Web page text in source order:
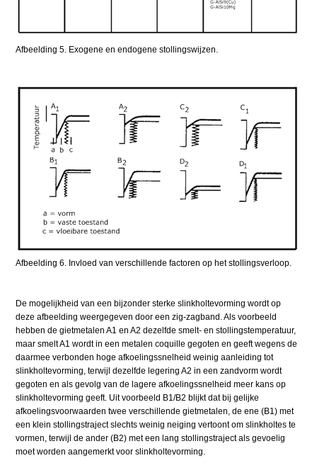
Afbeelding 5. Exogene en endogene stollingswijzen.
Afbeelding 6. Invloed van verschillende factoren op het stollingsverloop.
De mogelijkheid van een bijzonder sterke slinkholtevorming wordt op
deze afbeelding weergegeven door een zig-zagband. Als voorbeeld
hebben de gietmetalen A1 en A2 dezelfde smelt- en stollingstemperatuur,
maar smelt A1 wordt in een metalen coquille gegoten en geeft wegens de
daarmee verbonden hoge afkoelingssnelheid weinig aanleiding tot
slinkholtevorming, terwijl dezelfde legering A2 in een zandvorm wordt
gegoten en als gevolg van de lagere afkoelingssnelheid meer kans op
slinkholtevorming geeft. Uit voorbeeld B1/B2 blijkt dat bij gelijke
afkoelingsvoorwaarden twee verschillende gietmetalen, de ene (B1) met
een klein stollingstraject slechts weinig neiging vertoont om slinkholtes te
vormen, terwijl de ander (B2) met een lang stollingstraject als gevoelig
moet worden aangemerkt voor slinkholtevorming.